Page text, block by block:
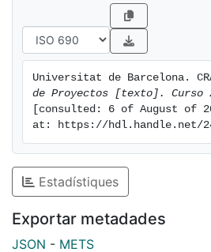
Universitat de Barcelona.
de Proyectos [texto]. Curso
[consulted: 6 of August of
at: https://hdl.handle.net/
Estadístiques
Exportar metadades
JSON - METS